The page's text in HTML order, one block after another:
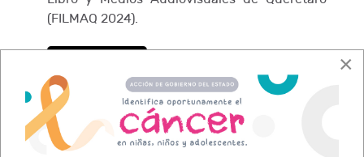
(FILMAQ 2024).
×